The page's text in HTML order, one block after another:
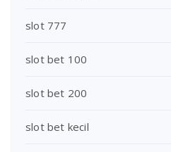
slot 777
slot bet 100
slot bet 200
slot bet kecil